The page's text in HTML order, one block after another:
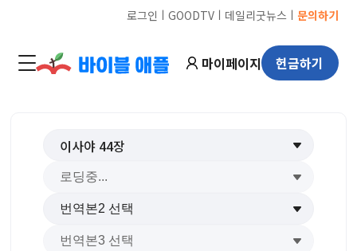
로그인 ㅣ GOODTVㅣ 데일리굿뉴스 ㅣ 문의하기
마이페이지 헌금하기
이사야 44장